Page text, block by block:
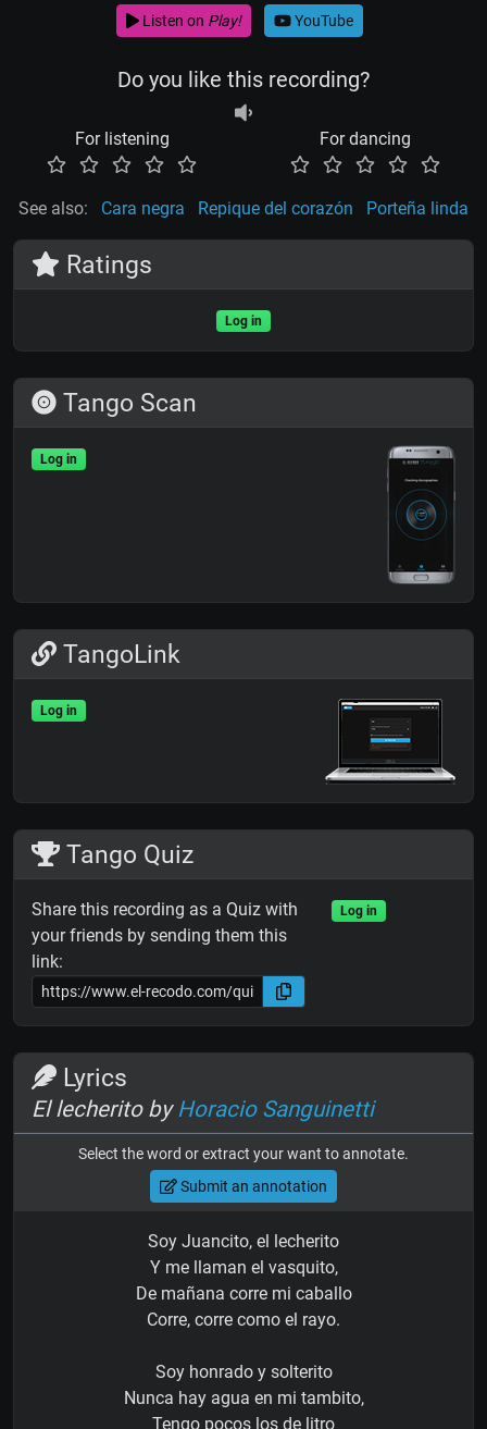
Listen on Play! YouTube
Do you like this recording?
For listening For dancing
See also: Cara negra Repique del corazón Porteña linda
Ratings
Log in
Tango Scan
Log in
TangoLink
Log in
Tango Quiz
Share this recording as a Quiz with
your friends by sending them this
link:
Log in
Lyrics
El lecherito byHoracio Sanguinetti
Select the word or extract your want to annotate.
Submit an annotation
Soy Juancito, el lecherito
Y me llaman el vasquito,
De mañana corre mi caballo
Corre, corre como el rayo.
Soy honrado y solterito
Nunca hay agua en mi tambito,
Tengo pocos los de litro